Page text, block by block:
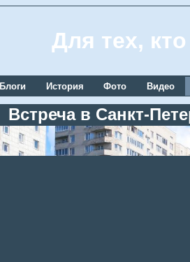
Для тех,
Блоги История Фото Видео
Встреча в Санкт-